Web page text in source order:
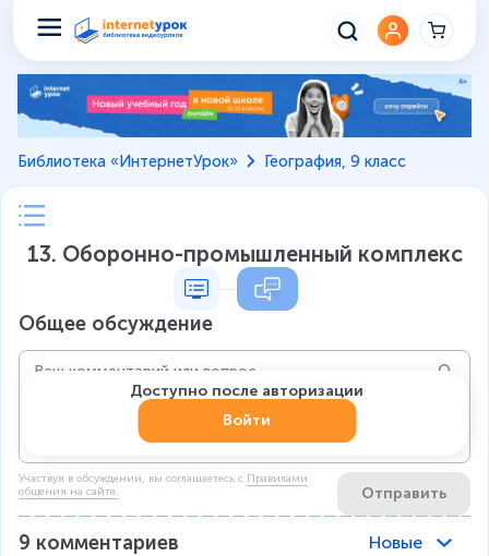
Библиотека «ИнтернетУрок» География, 9 класс
13. Оборонно-промышленный комплекс
Общее обсуждение
Участвуя в обсуждении, вы соглашаетесь c Правилами
общения на сайте.
Отправить
Доступно после авторизации
Войти
9 комментариев
Новые